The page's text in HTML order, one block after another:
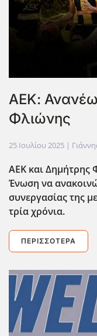
ΑΕΚ:
Φλιώνης
25 Ιουλίου 2025 |
ΑΕΚ και Δημήτρης
Ένωση να
συνεργασίας της
τρία χρόνια.
ΠΕΡΙΣΣΌΤΕΡΑ